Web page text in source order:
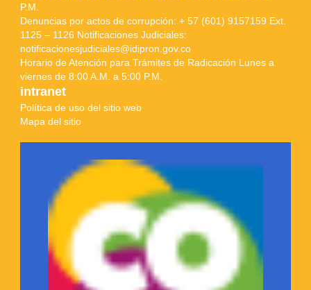
P.M.
Denuncias por actos de corrupción: + 57 (601) 9157159 Ext.
1125 – 1126 Notificaciones Judiciales:
notificacionesjudiciales@idipron.gov.co
Horario de Atención para Trámites de Radicación Lunes a
viernes de 8:00 A.M. a 5:00 P.M.
intranet
Política de uso del sitio web
Mapa del sitio